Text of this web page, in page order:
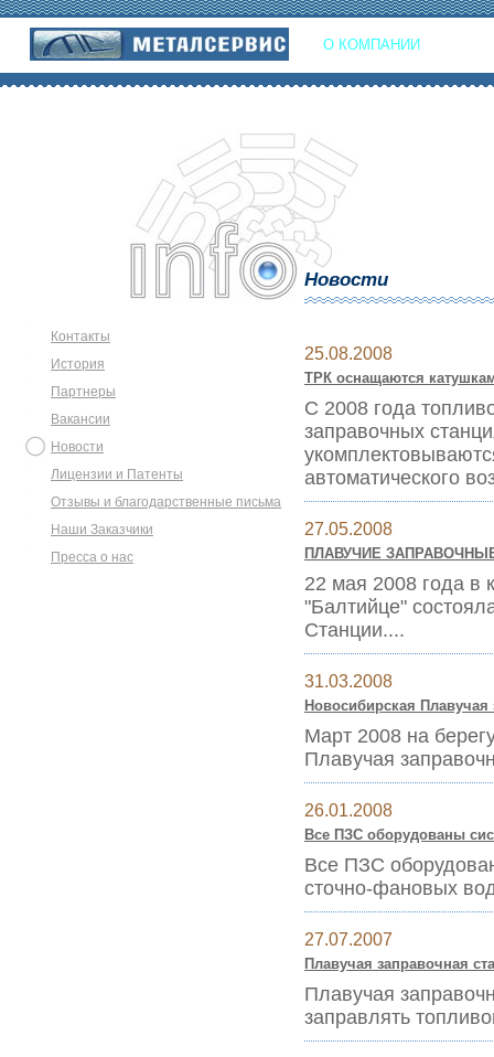
О КОМПАНИИ
Контакты
История
Партнеры
Вакансии
Новости
Лицензии и Патенты
Отзывы и благодарственные письма
Наши Заказчики
Пресса о нас
Новости
25.08.2008
ТРК оснащаются
С 2008 года
заправочных
автоматического
27.05.2008
ПЛАВУЧИЕ
22 мая 2008 года в
"Балтийце"
Станции....
31.03.2008
Новосибирская Плавучая
Март 2008 на
Плавучая
26.01.2008
Все ПЗС оборудованы
Все ПЗС
сточно-фановых
27.07.2007
Плавучая заправочная
Плавучая
заправлять